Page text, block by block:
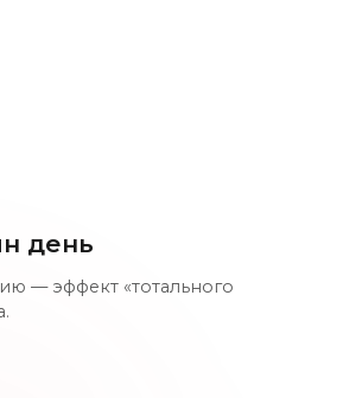
день
— эффект «тотального